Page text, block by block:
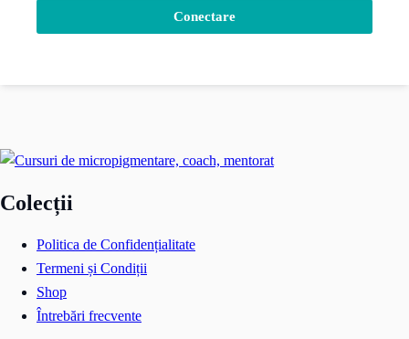
Conectare
Colecții
Politica de Confidențialitate
Termeni și Condiții
Shop
Întrebări frecvente